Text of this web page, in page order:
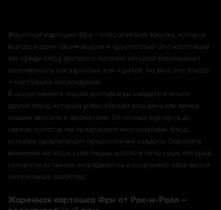
Жаренная картошка Фри – классическая закуска, которая
всегда радует своим вкусом и хрусткостью. Это настоящий
хит среди блюд быстрого питания, который завоевывает
популярность как взрослых, так и детей. На вкус это блюдо
– настоящее наслаждение.
В ассортименте нашей доставки вы найдете и много
других блюд, которые разнообразят ваш день или вечер
новыми вкусами и ароматами. От сочных бургеров до
свежих салатов, мы предлагаем многообразие блюд,
которые удовлетворят предпочтения каждого. Обратите
внимание на наши супы, пиццы, роллы и сеты суши, которые
готовятся из свежих ингредиентов и сохраняют свой вкус и
питательные свойства.
Жаренная картошка Фри от Рок-н-Ролл –